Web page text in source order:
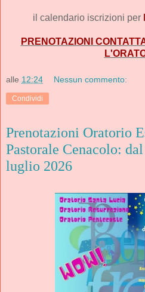
il calendario iscrizioni per
PRENOTAZIONI
alle 12:24 Nessun commento:
Condividi
Prenotazioni Oratorio
Pastorale Cenacolo:
luglio 2026